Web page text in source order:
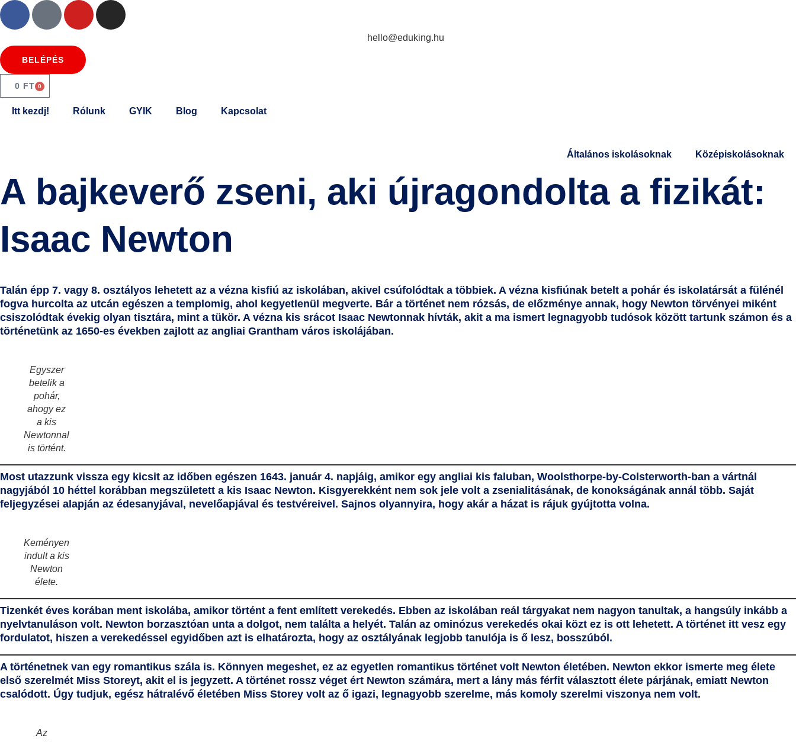
hello@eduking.hu
BELÉPÉS
0 FT 0
Itt kezdj! Rólunk GYIK Blog Kapcsolat
Általános iskolásoknak Középiskolásoknak
A bajkeverő zseni, aki újragondolta a fizikát:
Isaac Newton
Talán épp 7. vagy 8. osztályos lehetett az a vézna kisfiú az iskolában, akivel csúfolódtak a többiek. A vézna kisfiúnak betelt a pohár és iskolatársát a fülénél
fogva hurcolta az utcán egészen a templomig, ahol kegyetlenül megverte. Bár a történet nem rózsás, de előzménye annak, hogy Newton törvényei miként
csiszolódtak évekig olyan tisztára, mint a tükör. A vézna kis srácot Isaac Newtonnak hívták, akit a ma ismert legnagyobb tudósok között tartunk számon és a
történetünk az 1650-es években zajlott az angliai Grantham város iskolájában.
Egyszer
betelik a
pohár,
ahogy ez
a kis
Newtonnal
is történt.
Most utazzunk vissza egy kicsit az időben egészen 1643. január 4. napjáig, amikor egy angliai kis faluban, Woolsthorpe-by-Colsterworth-ban a vártnál
nagyjából 10 héttel korábban megszületett a kis Isaac Newton. Kisgyerekként nem sok jele volt a zsenialitásának, de konokságának annál több. Saját
feljegyzései alapján az édesanyjával, nevelőapjával és testvéreivel. Sajnos olyannyira, hogy akár a házat is rájuk gyújtotta volna.
Keményen
indult a kis
Newton
élete.
Tizenkét éves korában ment iskolába, amikor történt a fent említett verekedés. Ebben az iskolában reál tárgyakat nem nagyon tanultak, a hangsúly inkább a
nyelvtanuláson volt. Newton borzasztóan unta a dolgot, nem találta a helyét. Talán az ominózus verekedés okai közt ez is ott lehetett. A történet itt vesz egy
fordulatot, hiszen a verekedéssel egyidőben azt is elhatározta, hogy az osztályának legjobb tanulója is ő lesz, bosszúból.
A történetnek van egy romantikus szála is. Könnyen megeshet, ez az egyetlen romantikus történet volt Newton életében. Newton ekkor ismerte meg élete
első szerelmét Miss Storeyt, akit el is jegyzett. A történet rossz véget ért Newton számára, mert a lány más férfit választott élete párjának, emiatt Newton
csalódott. Úgy tudjuk, egész hátralévő életében Miss Storey volt az ő igazi, legnagyobb szerelme, más komoly szerelmi viszonya nem volt.
Az